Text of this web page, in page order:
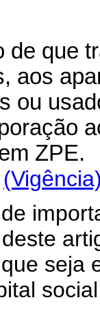
de que
aos
ou
ZPE.
deste
seja